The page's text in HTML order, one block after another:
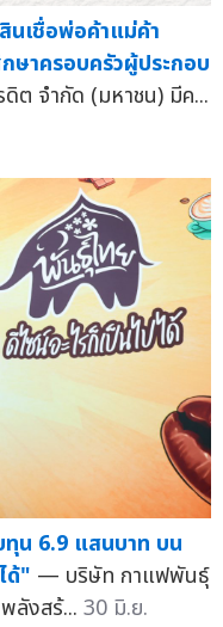
นเชื่อพ่อค้าแม่ค้า
ษาครอบครัวผู้ประกอบ
ต จำกัด (มหาชน) มีค...
น 6.9 แสนบาท บน
ด้" — บริษัท กาแฟพันธุ์
ลังสร้... 30 มิ.ย.